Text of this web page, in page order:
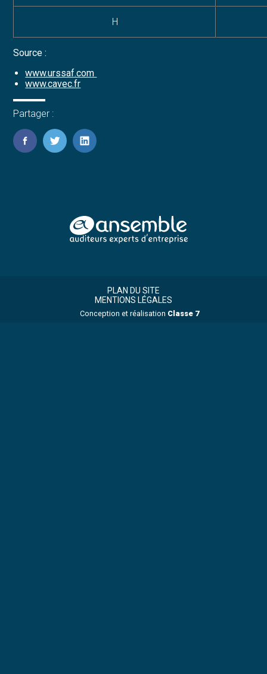
H
Source :
www.urssaf.com
www.cavec.fr
Partager :
FaceBook
TwitterLinkedIn
Principale
PLAN DU SITE
MENTIONS LÉGALES
Conception et réalisation Classe 7